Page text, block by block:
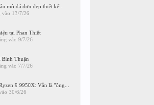
mộ đá đơn đẹp thiết kế...
vào 13/7/26
tại Phan Thiết
vào 9/7/26
Bình Thuận
vào 7/7/26
9 9950X: Vẫn là "ông...
30/6/26